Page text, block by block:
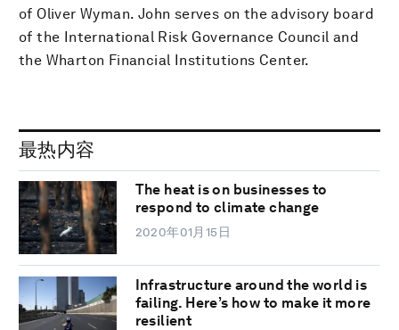
of Oliver Wyman. John serves on the advisory board
of the International Risk Governance Council and
the Wharton Financial Institutions Center.
最热内容
The heat is on businesses to
respond to climate change
2020年01月15日
Infrastructure around the world is
failing. Here’s how to make it more
resilient